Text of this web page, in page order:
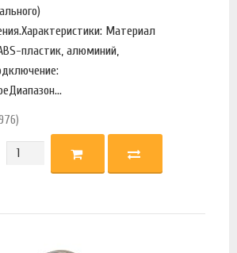
Материал
пластик, алюминий,